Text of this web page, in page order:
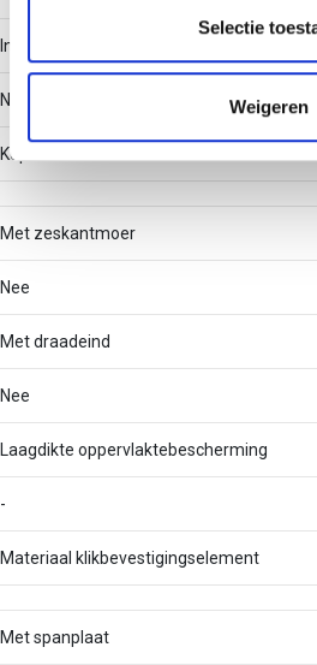
partners kunnen deze gegevens
informatie die u aan ze heeft
verzameld op basis van uw
Selectie
Weigeren
Inklikbaar
Nee
Kopbreedte
Met zeskantmoer
Nee
Met draadeind
Nee
Laagdikte oppervlaktebescherming
-
Materiaal klikbevestigingselement
Met spanplaat